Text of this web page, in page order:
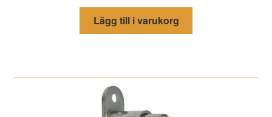
Lägg till i varukorg